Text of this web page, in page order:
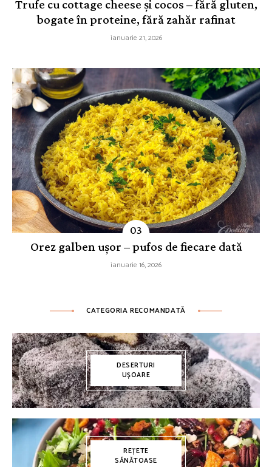
Trufe cu cottage cheese și cocos – fără gluten,
bogate în proteine, fără zahăr rafinat
ianuarie 21, 2026
Orez galben ușor – pufos de fiecare dată
ianuarie 16, 2026
CATEGORIA RECOMANDATĂ
DESERTURI
UȘOARE
REȚETE
SĂNĂTOASE